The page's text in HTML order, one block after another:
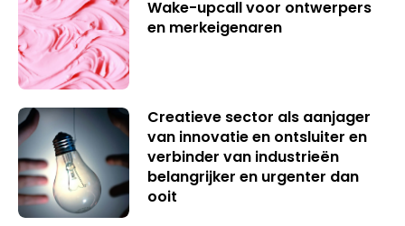
Wake-upcall voor ontwerpers
en merkeigenaren
Creatieve sector als aanjager
van innovatie en ontsluiter en
verbinder van industrieën
belangrijker en urgenter dan
ooit